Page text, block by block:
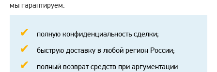
мы гарантируем:
полную конфиденциальность сделки;
быструю доставку в любой регион России;
полный возврат средств при аргументации